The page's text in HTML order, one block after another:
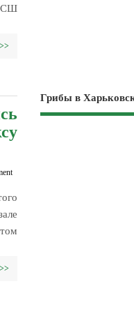
Грибы в